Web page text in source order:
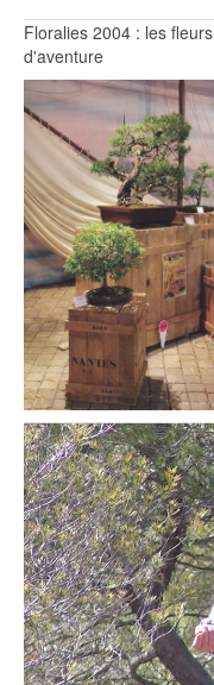
Floralies 2004 : les fleurs
d'aventure